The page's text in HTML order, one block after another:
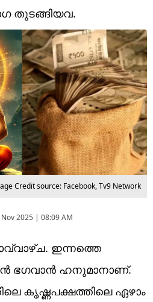
തുടങ്ങിയവ.
Credit source: Facebook, Tv9 Network
Nov 2025 | 08:09 AM
ഇന്നത്തെ
ഭഗവാൻ ഹനുമാനാണ്.
കൃഷ്ണപക്ഷത്തിലെ ഏഴാം